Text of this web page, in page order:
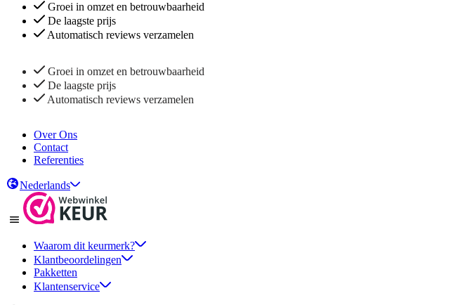
Groei in omzet en betrouwbaarheid
De laagste prijs
Automatisch reviews verzamelen
Groei in omzet en betrouwbaarheid
De laagste prijs
Automatisch reviews verzamelen
Over Ons
Contact
Referenties
Nederlands
Waarom dit keurmerk?
Klantbeoordelingen
Pakketten
Klantenservice